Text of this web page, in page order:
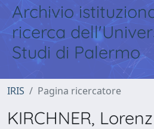
Archivio
ricerca
Studi di Palermo
IRIS Pagina ricercatore
KIRCHNER, Lorenz